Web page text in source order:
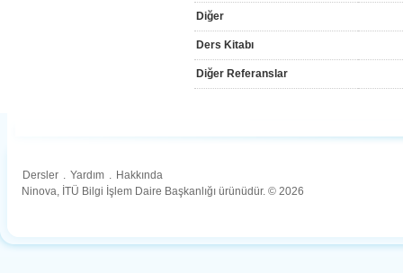
Diğer
Ders Kitabı
Diğer Referanslar
Dersler . Yardım . Hakkında
Ninova, İTÜ Bilgi İşlem Daire Başkanlığı ürünüdür. © 2026